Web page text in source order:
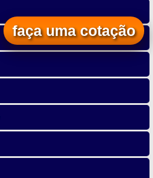
faça uma cotação